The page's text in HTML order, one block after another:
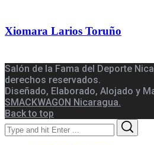
Xiomara Larios Toruño
Salón de la Fama del Deporte
derechos reservados.
Diseñado, Elaborado, Alojado y
SMACKWAGON Nicaragua.
Back to top
Search
for: